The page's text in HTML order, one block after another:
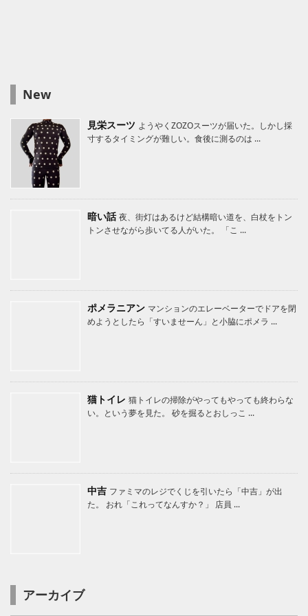
New
見栄スーツ ようやくZOZOスーツが届いた。しかし採
寸するタイミングが難しい。食後に測るのは ...
暗い話 夜、街灯はあるけど結構暗い道を、白杖をトン
トンさせながら歩いてる人がいた。 「こ ...
ポメラニアン マンションのエレーベーターでドアを閉
めようとしたら「すいませーん」と小脇にポメラ ...
猫トイレ 猫トイレの掃除がやってもやっても終わらな
い。という夢を見た。 砂を掘るとおしっこ ...
中吉 ファミマのレジでくじを引いたら「中吉」が出
た。 おれ「これってなんすか？」 店員 ...
アーカイブ